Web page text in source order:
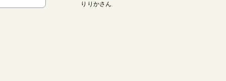
りりかさん